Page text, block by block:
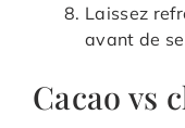
Laissez
avant de
Cacao vs